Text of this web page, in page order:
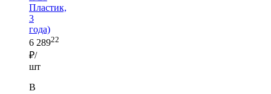
Пластик,
3
года)
6 28922
₽/
шт
В